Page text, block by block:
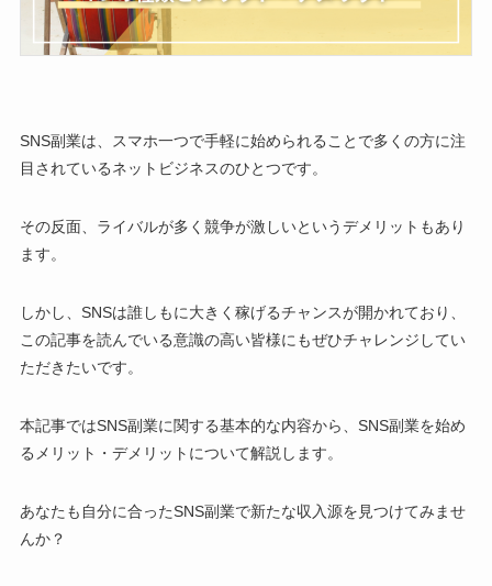
SNS副業は、スマホ一つで手軽に始められることで多くの方に注
目されているネットビジネスのひとつです。
その反面、ライバルが多く競争が激しいというデメリットもあり
ます。
しかし、SNSは誰しもに大きく稼げるチャンスが開かれており、
この記事を読んでいる意識の高い皆様にもぜひチャレンジしてい
ただきたいです。
本記事ではSNS副業に関する基本的な内容から、SNS副業を始め
るメリット・デメリットについて解説します。
あなたも自分に合ったSNS副業で新たな収入源を見つけてみませ
んか？